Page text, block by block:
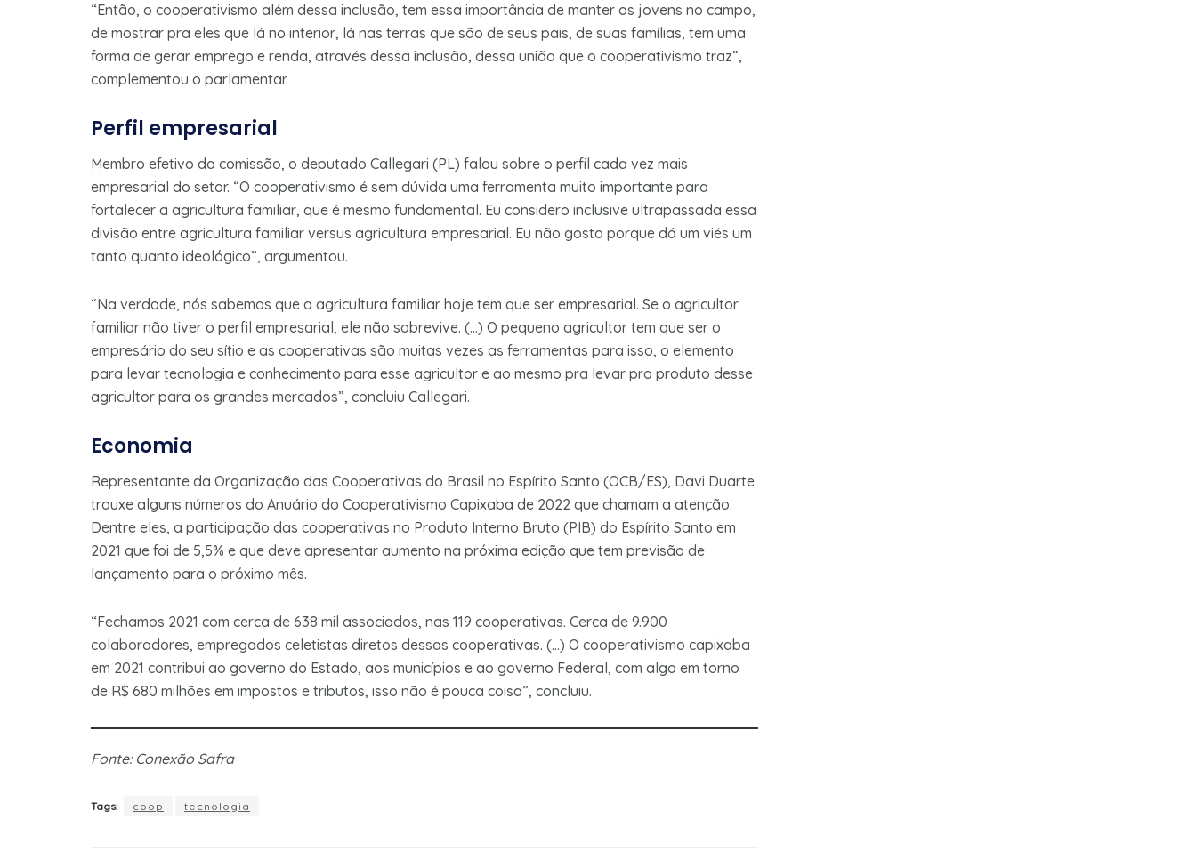
“Então, o cooperativismo além dessa inclusão, tem essa importância de manter os jovens no campo,
de mostrar pra eles que lá no interior, lá nas terras que são de seus pais, de suas famílias, tem uma
forma de gerar emprego e renda, através dessa inclusão, dessa união que o cooperativismo traz”,
complementou o parlamentar.
Perfil empresarial
Membro efetivo da comissão, o deputado Callegari (PL) falou sobre o perfil cada vez mais
empresarial do setor. “O cooperativismo é sem dúvida uma ferramenta muito importante para
fortalecer a agricultura familiar, que é mesmo fundamental. Eu considero inclusive ultrapassada essa
divisão entre agricultura familiar versus agricultura empresarial. Eu não gosto porque dá um viés um
tanto quanto ideológico”, argumentou.
“Na verdade, nós sabemos que a agricultura familiar hoje tem que ser empresarial. Se o agricultor
familiar não tiver o perfil empresarial, ele não sobrevive. (…) O pequeno agricultor tem que ser o
empresário do seu sítio e as cooperativas são muitas vezes as ferramentas para isso, o elemento
para levar tecnologia e conhecimento para esse agricultor e ao mesmo pra levar pro produto desse
agricultor para os grandes mercados”, concluiu Callegari.
Economia
Representante da Organização das Cooperativas do Brasil no Espírito Santo (OCB/ES), Davi Duarte
trouxe alguns números do Anuário do Cooperativismo Capixaba de 2022 que chamam a atenção.
Dentre eles, a participação das cooperativas no Produto Interno Bruto (PIB) do Espírito Santo em
2021 que foi de 5,5% e que deve apresentar aumento na próxima edição que tem previsão de
lançamento para o próximo mês.
“Fechamos 2021 com cerca de 638 mil associados, nas 119 cooperativas. Cerca de 9.900
colaboradores, empregados celetistas diretos dessas cooperativas. (…) O cooperativismo capixaba
em 2021 contribui ao governo do Estado, aos municípios e ao governo Federal, com algo em torno
de R$ 680 milhões em impostos e tributos, isso não é pouca coisa”, concluiu.
Fonte: Conexão Safra
Tags: coop tecnologia